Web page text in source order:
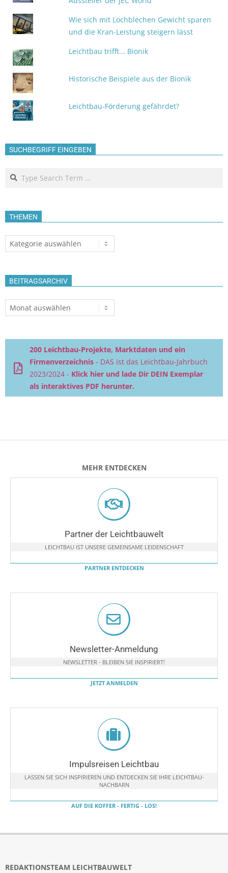
Wie sich mit Lochblechen Gewicht sparen
und die Kran-Leistung steigern lässt
Leichtbau trifft... Bionik
Historische Beispiele aus der Bionik
Leichtbau-Förderung gefährdet?
SUCHBEGRIFF EINGEBEN
Search
THEMEN
Themen
BEITRAGSARCHIV
Beitragsarchiv
200 Leichtbau-Projekte, Marktdaten und ein
Firmenverzeichnis - DAS ist das Leichtbau-Jahrbuch
2023/2024 - Klick hier und lade Dir DEIN Exemplar
als interaktives PDF herunter.
MEHR ENTDECKEN
Partner der Leichtbauwelt
LEICHTBAU IST UNSERE GEMEINSAME LEIDENSCHAFT
PARTNER ENTDECKEN
Newsletter-Anmeldung
NEWSLETTER - BLEIBEN SIE INSPIRIERT!
JETZT ANMELDEN
Impulsreisen Leichtbau
LASSEN SIE SICH INSPIRIEREN UND ENTDECKEN SIE IHRE LEICHTBAU-
NACHBARN
AUF DIE KOFFER - FERTIG - LOS!
REDAKTIONSTEAM LEICHTBAUWELT